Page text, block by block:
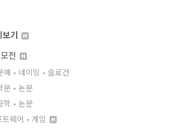
기
전
예 • 네이밍 • 슬로건
문 • 논문
학 • 논문
트웨어 • 게임